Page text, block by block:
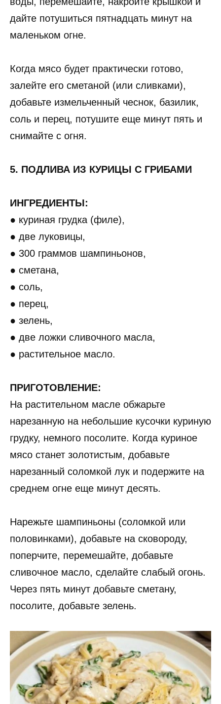
дайте потушиться пятнадцать минут на
маленьком огне.
Когда мясо будет практически готово,
залейте его сметаной (или сливками),
добавьте измельченный чеснок, базилик,
соль и перец, потушите еще минут пять и
снимайте с огня.
5. ПОДЛИВА ИЗ КУРИЦЫ С ГРИБАМИ
ИНГРЕДИЕНТЫ:
● куриная грудка (филе),
● две луковицы,
● 300 граммов шампиньонов,
● сметана,
● соль,
● перец,
● зелень,
● две ложки сливочного масла,
● растительное масло.
ПРИГОТОВЛЕНИЕ:
На растительном масле обжарьте
нарезанную на небольшие кусочки куриную
грудку, немного посолите. Когда куриное
мясо станет золотистым, добавьте
нарезанный соломкой лук и подержите на
среднем огне еще минут десять.
Нарежьте шампиньоны (соломкой или
половинками), добавьте на сковороду,
поперчите, перемешайте, добавьте
сливочное масло, сделайте слабый огонь.
Через пять минут добавьте сметану,
посолите, добавьте зелень.